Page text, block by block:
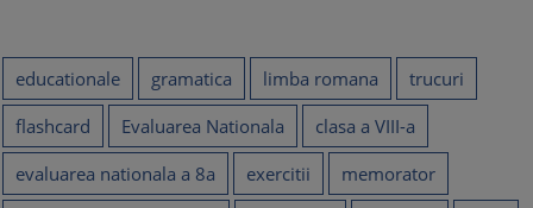
educationale gramatica limba romana
trucuri
flashcard
Evaluarea Nationala
clasa a VIII-a
evaluarea nationala a 8a
exercitii
memorator